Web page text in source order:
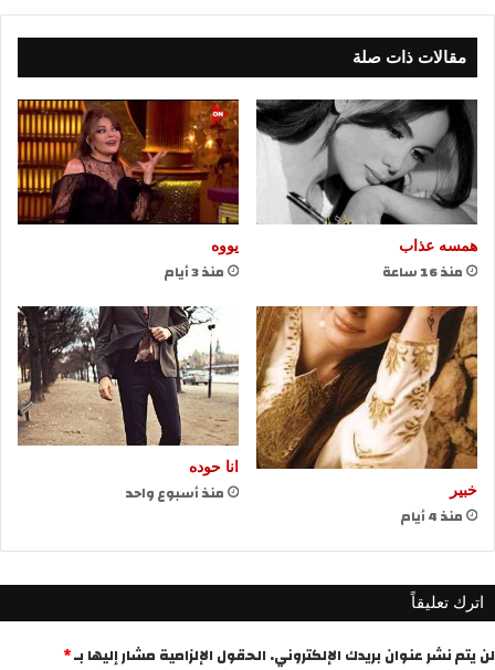
مقالات ذات صلة
همسه عذاب
منذ 16 ساعة
يووه
منذ 3 أيام
خبير
منذ 4 أيام
انا حوده
منذ أسبوع واحد
اترك تعليقاً
لن يتم نشر عنوان بريدك الإلكتروني. الحقول الإلزامية مشار إليها بـ*